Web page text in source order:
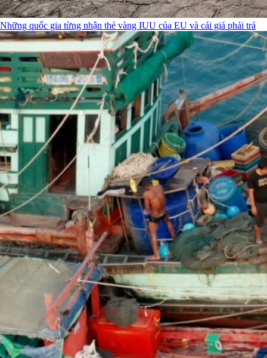
Những quốc gia từng nhận thẻ vàng IUU của EU và cái giá phải trả